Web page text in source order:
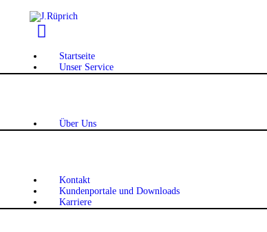
Startseite
Unser Service
Über Uns
Kontakt
Kundenportale und Downloads
Karriere